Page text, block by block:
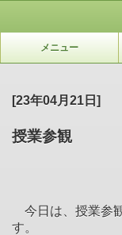
メニュー
[23年04月21日]
授業参観
今日は、授業参
す。